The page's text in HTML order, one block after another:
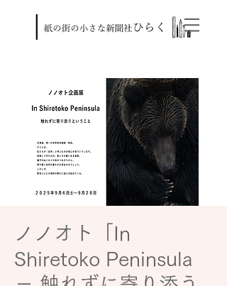
ノノオト「In
Shiretoko Peninsula